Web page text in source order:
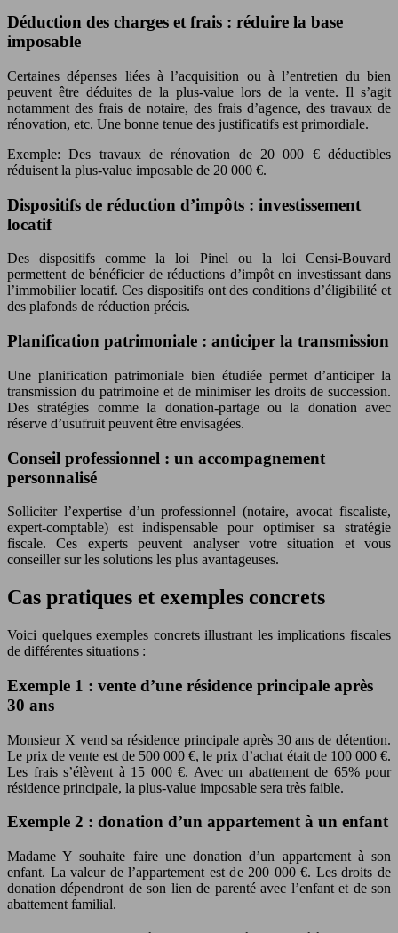
Déduction des charges et frais : réduire la base
imposable
Certaines dépenses liées à l’acquisition ou à l’entretien du bien
peuvent être déduites de la plus-value lors de la vente. Il s’agit
notamment des frais de notaire, des frais d’agence, des travaux de
rénovation, etc. Une bonne tenue des justificatifs est primordiale.
Exemple: Des travaux de rénovation de 20 000 € déductibles
réduisent la plus-value imposable de 20 000 €.
Dispositifs de réduction d’impôts : investissement
locatif
Des dispositifs comme la loi Pinel ou la loi Censi-Bouvard
permettent de bénéficier de réductions d’impôt en investissant dans
l’immobilier locatif. Ces dispositifs ont des conditions d’éligibilité et
des plafonds de réduction précis.
Planification patrimoniale : anticiper la transmission
Une planification patrimoniale bien étudiée permet d’anticiper la
transmission du patrimoine et de minimiser les droits de succession.
Des stratégies comme la donation-partage ou la donation avec
réserve d’usufruit peuvent être envisagées.
Conseil professionnel : un accompagnement
personnalisé
Solliciter l’expertise d’un professionnel (notaire, avocat fiscaliste,
expert-comptable) est indispensable pour optimiser sa stratégie
fiscale. Ces experts peuvent analyser votre situation et vous
conseiller sur les solutions les plus avantageuses.
Cas pratiques et exemples concrets
Voici quelques exemples concrets illustrant les implications fiscales
de différentes situations :
Exemple 1 : vente d’une résidence principale après
30 ans
Monsieur X vend sa résidence principale après 30 ans de détention.
Le prix de vente est de 500 000 €, le prix d’achat était de 100 000 €.
Les frais s’élèvent à 15 000 €. Avec un abattement de 65% pour
résidence principale, la plus-value imposable sera très faible.
Exemple 2 : donation d’un appartement à un enfant
Madame Y souhaite faire une donation d’un appartement à son
enfant. La valeur de l’appartement est de 200 000 €. Les droits de
donation dépendront de son lien de parenté avec l’enfant et de son
abattement familial.